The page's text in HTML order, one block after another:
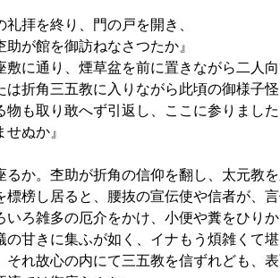
拝を終り、門の戸を開き、
が館を御訪ねなさつたか』
に通り、煙草盆を前に置きながら二人向
は折角三五教に入りながら此頃の御様子
も取り敢へず引返し、ここに参りまし
ぬか』
るか。杢助が折角の信仰を翻し、太元教
榜し居ると、腰抜の宣伝使や信者が、
ろ雑多の厄介をかけ、小便や糞をひり
甘きに集ふが如く、イナもう煩雑くて
れ故心の内にて三五教を信ずれども、